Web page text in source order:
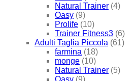
Natural Trainer (4)
Oasy (9)
Prolife (10)
Trainer Fitness3 (6)
Adulti Taglia Piccola (61)
farmina (18)
monge (10)
Natural Trainer (5)
Oasy (9)